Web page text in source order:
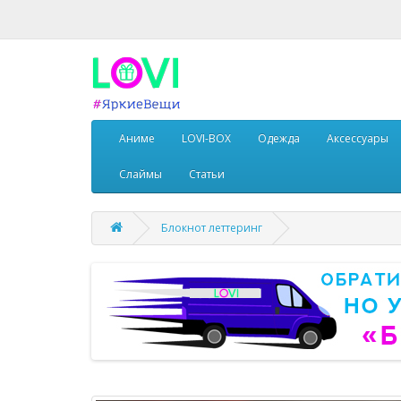
Аниме LOVI-BOX Одежда Аксессуары
Слаймы Статьи
Блокнот леттеринг